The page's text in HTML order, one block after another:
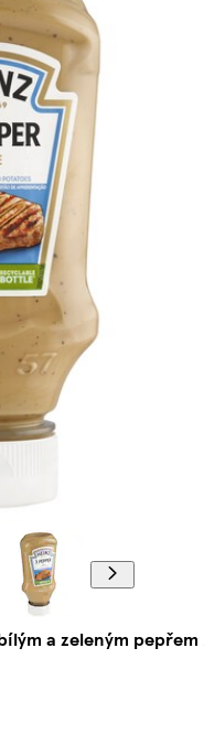
a zeleným pepřem